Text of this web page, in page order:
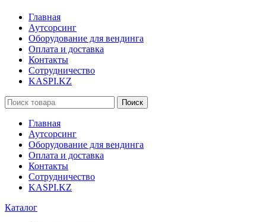
Главная
Аутсорсинг
Оборудование для вендинга
Оплата и доставка
Контакты
Сотрудничество
KASPI.KZ
Поиск
Главная
Аутсорсинг
Оборудование для вендинга
Оплата и доставка
Контакты
Сотрудничество
KASPI.KZ
Каталог